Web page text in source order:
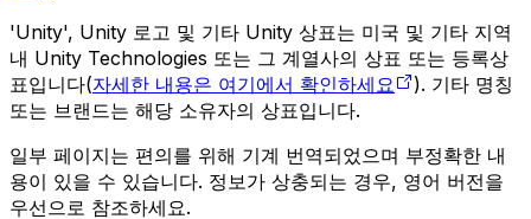
'Unity', Unity 로고 및 기타 Unity 상표는 미국 및 기타 지역
내 Unity Technologies 또는 그 계열사의 상표 또는 등록상
표입니다(자세한 내용은 여기에서 확인하세요
). 기타 명칭
또는 브랜드는 해당 소유자의 상표입니다.
일부 페이지는 편의를 위해 기계 번역되었으며 부정확한 내
용이 있을 수 있습니다. 정보가 상충되는 경우, 영어 버전을
우선으로 참조하세요.